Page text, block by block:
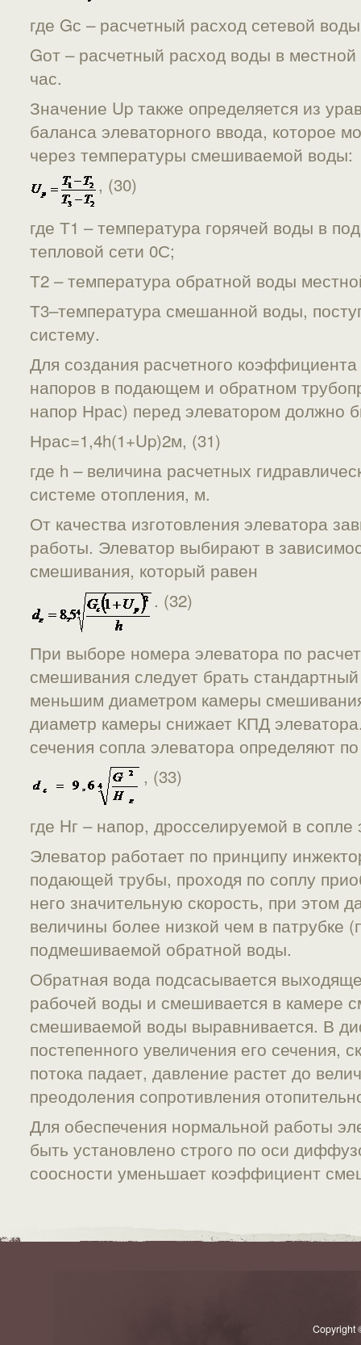
где Gс – расчетный расход сетевой
Gот – расчетный расход воды в
час.
Значение Up также определяется из
баланса элеваторного ввода, которое
через температуры смешиваемой воды:
, (30)
где Т1 – температура горячей воды в
тепловой сети 0С;
Т2 – температура обратной воды
Т3–температура смешанной воды,
систему.
Для создания расчетного
напоров в подающем и обратном
напор Нрас) перед элеватором должно
Нрас=1,4h(1+Up)2м, (31)
где h – величина расчетных
системе отопления, м.
От качества изготовления элеватора
работы. Элеватор выбирают в
смешивания, который равен
. (32)
При выборе номера элеватора по
смешивания следует брать
меньшим диаметром камеры
диаметр камеры снижает КПД
сечения сопла элеватора определяют
, (33)
где Hг – напор, дросселируемой в
Элеватор работает по принципу
подающей трубы, проходя по соплу
него значительную скорость, при этом
величины более низкой чем в патрубке
подмешиваемой обратной воды.
Обратная вода подсасывается
рабочей воды и смешивается в камере
смешиваемой воды выравнивается. В
постепенного увеличения его сечения,
потока падает, давление растет до
преодоления сопротивления
Для обеспечения нормальной работы
быть установлено строго по оси
соосности уменьшает коэффициент
Copyright